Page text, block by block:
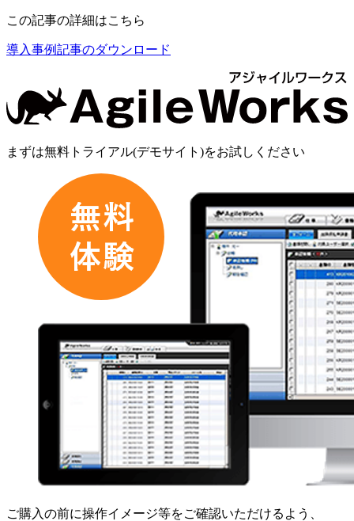
この記事の詳細はこちら
導入事例記事のダウンロード
まずは無料トライアル(デモサイト)をお試しください
ご購入の前に操作イメージ等をご確認いただけるよう、